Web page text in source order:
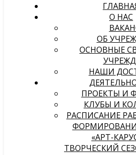
О НАС
ОБ
ОСНОВНЫЕ
НАШИ
ПРОЕКТЫ И
КЛУБЫ И
РАСПИСАНИЕ
«АРТ-
ТВОРЧЕСКИЙ